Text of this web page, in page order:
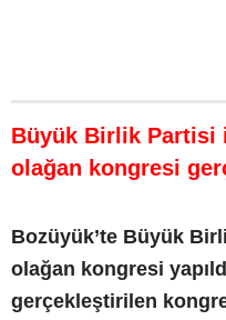
Büyük Birlik Partisi
olağan kongresi
Bozüyük’te Büyük
olağan kongresi
gerçekleştirilen